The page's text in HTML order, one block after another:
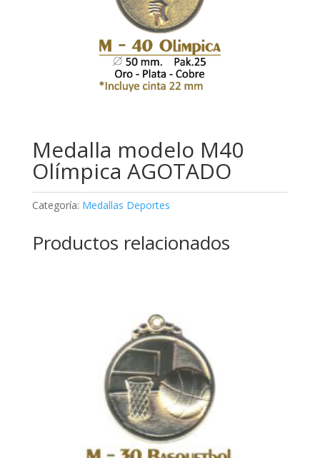
Medalla modelo M40
Olímpica AGOTADO
Categoría: Medallas Deportes
Productos relacionados